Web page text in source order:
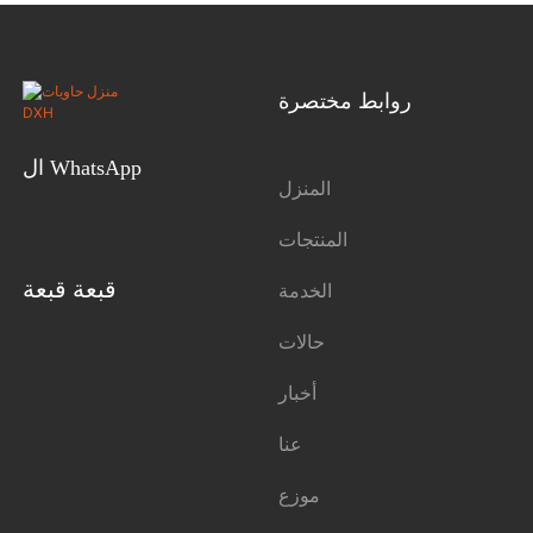
ال WhatsApp
قبعة قبعة
روابط مختصرة
المنزل
المنتجات
الخدمة
حالات
أخبار
عنا
موزع